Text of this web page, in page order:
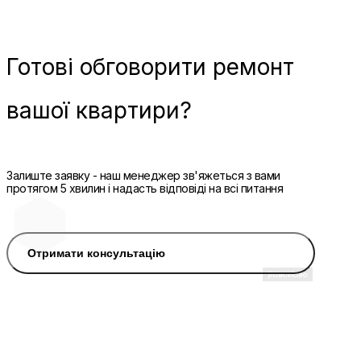
Готові обговорити ремонт
вашої квартири?
Залиште заявку - наш менеджер зв'яжеться з вами
протягом 5 хвилин і надасть відповіді на всі питання
Отримати консультацію